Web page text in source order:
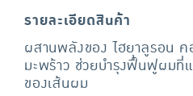
รายละเอียดสินค้า
ผสานพลังของ ไฮยาลูรอน ค
มะพร้าว ช่วยบำรุงฟื้นฟูผมที่
ของเส้นผม